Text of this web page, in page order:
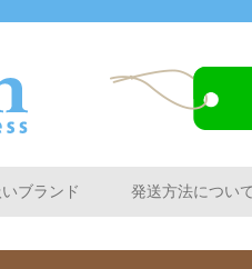
ブランド 発送方法につい